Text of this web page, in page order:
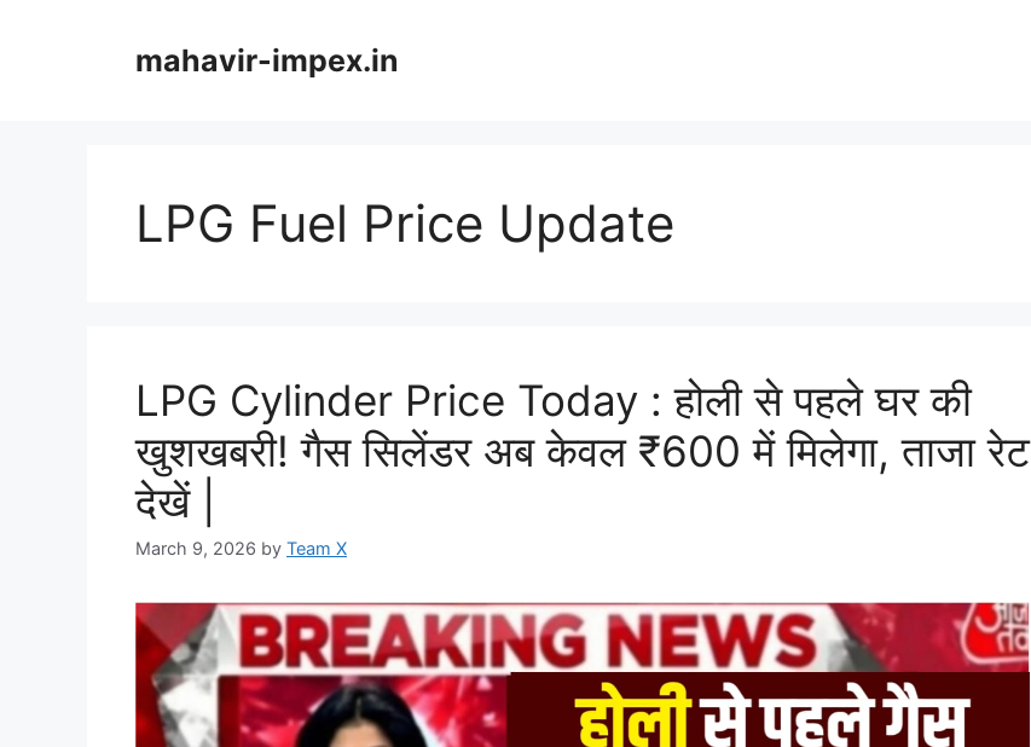
mahavir-impex.in
LPG Fuel Price Update
LPG Cylinder Price Today : होली से पहले घर की
खुशखबरी! गैस सिलेंडर अब केवल ₹600 में मिलेगा, ताजा रेट
देखें |
March 9, 2026 by Team X